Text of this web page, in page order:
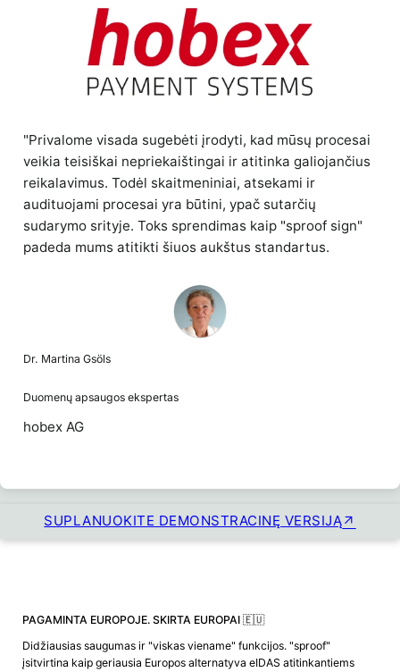
"Privalome visada sugebėti įrodyti, kad mūsų procesai
veikia teisiškai nepriekaištingai ir atitinka galiojančius
reikalavimus. Todėl skaitmeniniai, atsekami ir
audituojami procesai yra būtini, ypač sutarčių
sudarymo srityje. Toks sprendimas kaip "sproof sign"
padeda mums atitikti šiuos aukštus standartus.
Dr. Martina Gsöls
Duomenų apsaugos ekspertas
hobex AG
SUPLANUOKITE DEMONSTRACINĘ VERSIJĄ
PAGAMINTA EUROPOJE. SKIRTA EUROPAI 🇪🇺
Didžiausias saugumas ir "viskas viename" funkcijos. "sproof"
įsitvirtina kaip geriausia Europos alternatyva eIDAS atitinkantiems